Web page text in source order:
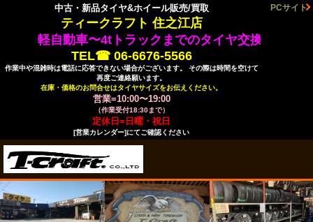
中古・新品タイヤ&ホイール販売/買取
ティークラフト 住之江店
軽自動車〜4tトラックまでのタイヤ交換はティ
TEL☎ 06-6676-5566
作業中や混雑時は電話に応答できない場合がございます。 その際は時間を空けて
再度ご連絡願います。
在庫・価格のお問合せはタイヤサイズをお伝えください。
営業=10:00〜19:00
（作業受付18:30まで）
定休日=日曜・祝日
[営業カレンダー]にてご確認ください
PCサイト